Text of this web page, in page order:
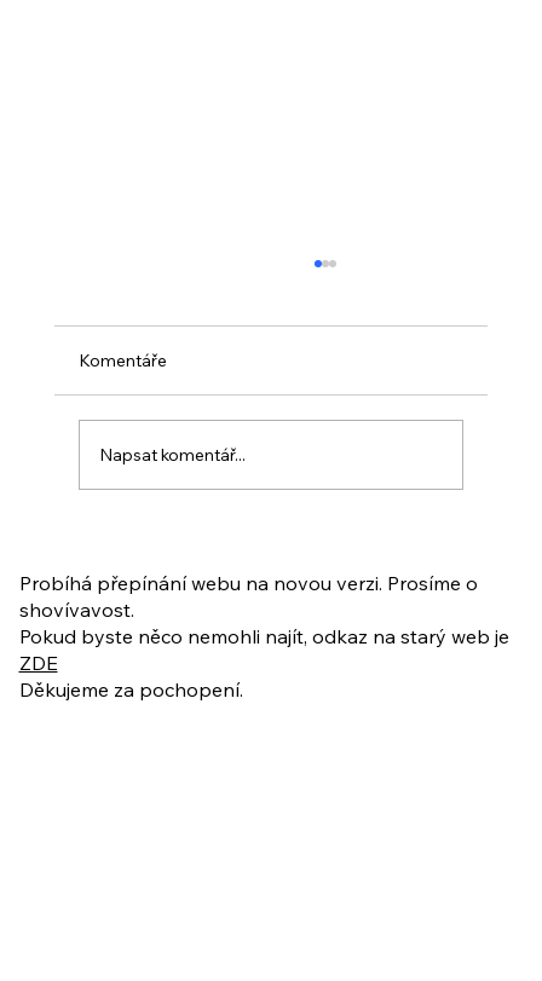
ukázkové lekce
Komentáře
Napsat komentář...
Probíhá přepínání webu na novou verzi. Prosíme o
shovívavost.
Pokud byste něco nemohli najít, odkaz na starý web je
ZDE
Děkujeme za pochopení.